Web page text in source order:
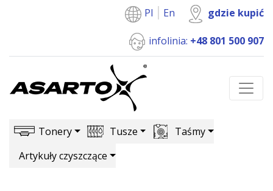
Pl En gdzie kupić
infolinia: +48 801 500 907
Tonery Tusze
Taśmy
Artykuły czyszczące